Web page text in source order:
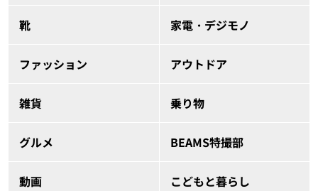
靴 家電・デジモノ
ファッション アウトドア
雑貨 乗り物
グルメ BEAMS特撮部
動画 こどもと暮らし